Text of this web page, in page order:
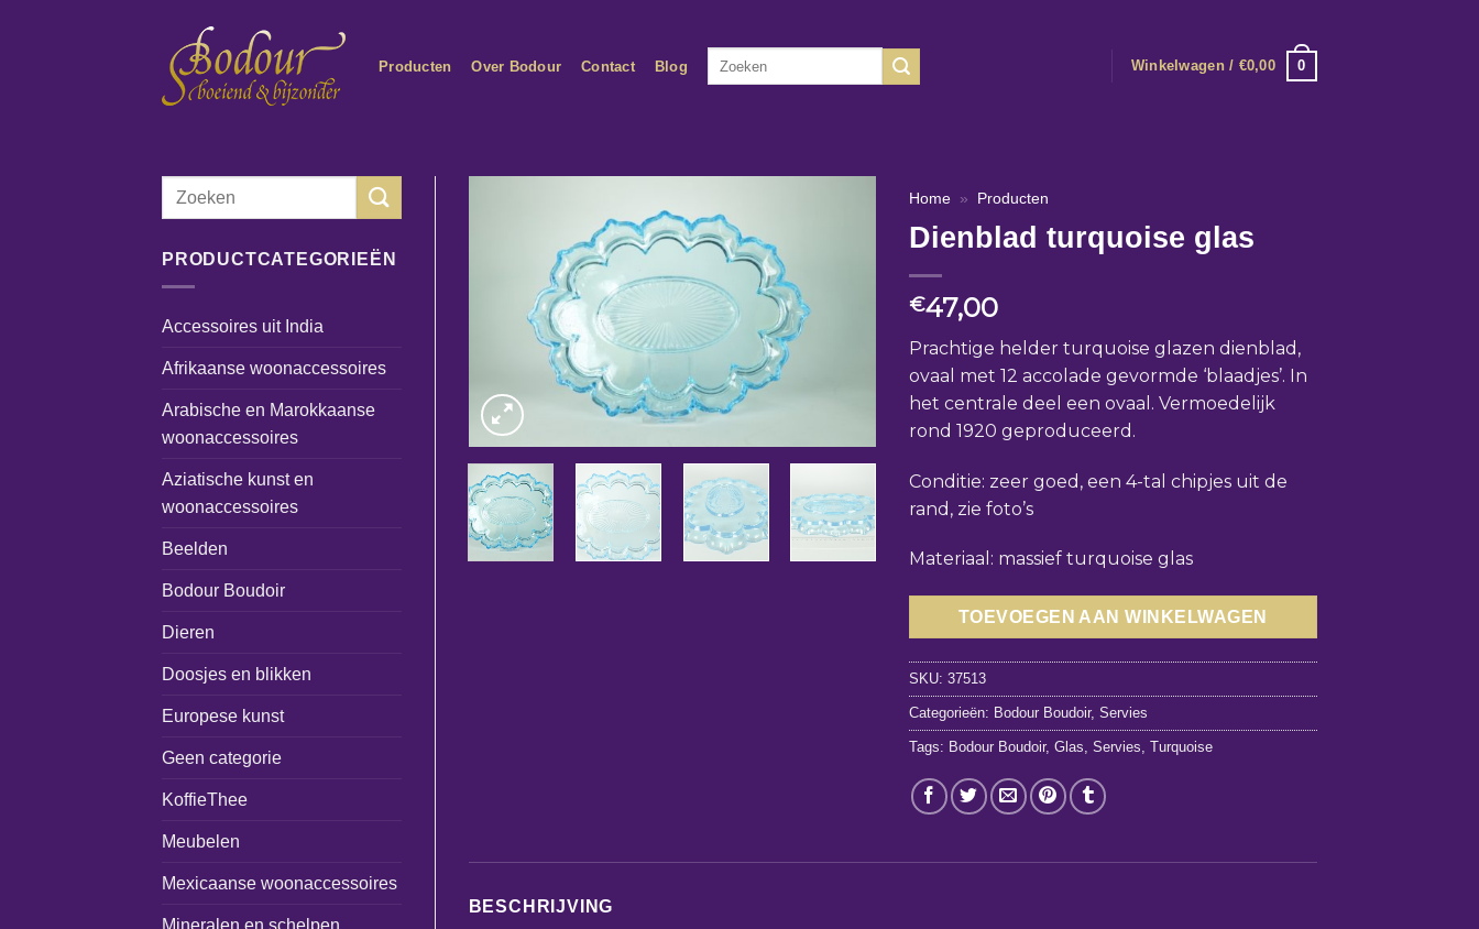
Producten Over Bodour Contact Blog Winkelwagen / €0,00 0
Zoeken
PRODUCTCATEGORIEËN
Accessoires uit India
Afrikaanse woonaccessoires
Arabische en Marokkaanse
woonaccessoires
Aziatische kunst en
woonaccessoires
Beelden
Bodour Boudoir
Dieren
Doosjes en blikken
Europese kunst
Geen categorie
KoffieThee
Meubelen
Mexicaanse woonaccessoires
Mineralen en schelpen
Home » Producten
Dienblad turquoise glas
€47,00
Prachtige helder turquoise glazen dienblad,
ovaal met 12 accolade gevormde ‘blaadjes’. In
het centrale deel een ovaal. Vermoedelijk
rond 1920 geproduceerd.
Conditie: zeer goed, een 4-tal chipjes uit de
rand, zie foto’s
Materiaal: massief turquoise glas
TOEVOEGEN AAN WINKELWAGEN
SKU:37513
Categorieën: Bodour Boudoir,Servies
Tags: Bodour Boudoir,Glas ,Servies ,Turquoise
BESCHRIJVING